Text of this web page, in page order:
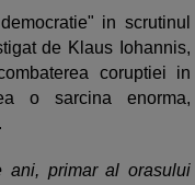
in scrutinul
de Klaus Iohannis,
coruptiei in
o sarcina enorma,
.
ani, primar al orasului